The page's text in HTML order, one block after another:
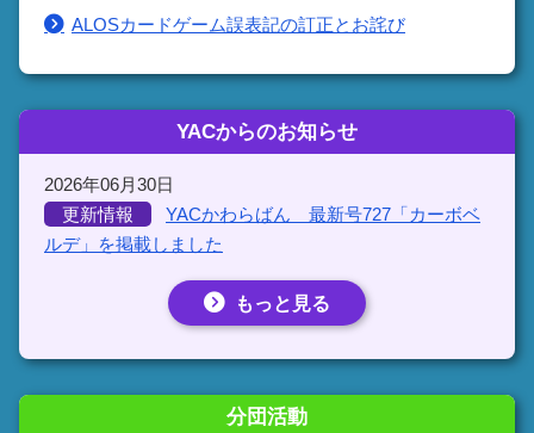
ALOSカードゲーム誤表記の訂正とお詫び
YACからのお知らせ
2026年06月30日
更新情報
YACかわらばん 最新号727「カーボベ
ルデ」を掲載しました
もっと見る
分団活動